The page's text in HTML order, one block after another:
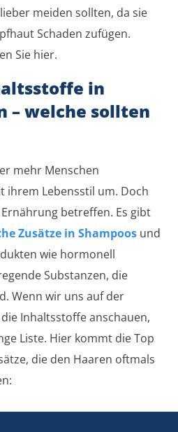
meiden sollten, da sie
Schaden zufügen.
Sie hier.
in
– welche sollten
mehr Menschen
ihrem Lebensstil um. Doch
betreffen. Es gibt
Zusätze in Shampoos und
wie hormonell
Substanzen, die
Wenn wir uns auf der
Inhaltsstoffe anschauen,
Liste. Hier kommt die Top
die den Haaren oftmals